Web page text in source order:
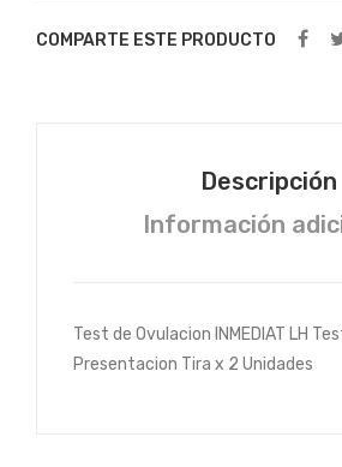
COMPARTE ESTE PRODUCTO
Descripción
Información
Test de Ovulacion INMEDIAT LH
Presentacion Tira x 2 Unidades